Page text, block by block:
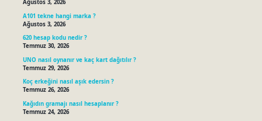
Ağustos 3, 2026
A101 tekne hangi marka ?
Ağustos 3, 2026
620 hesap kodu nedir ?
Temmuz 30, 2026
UNO nasıl oynanır ve kaç kart dağıtılır ?
Temmuz 29, 2026
Koç erkeğini nasıl aşık edersin ?
Temmuz 26, 2026
Kağıdın gramajı nasıl hesaplanır ?
Temmuz 24, 2026